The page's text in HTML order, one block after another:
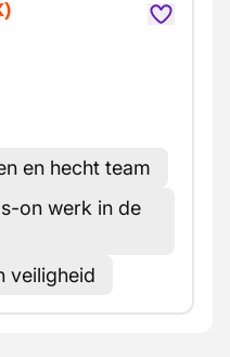
en hecht team
on werk in de
veiligheid